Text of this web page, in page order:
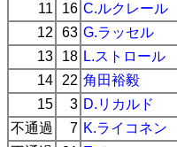
11
16 C.ルクレール
12
63 G.ラッセル
13
18 L.ストロール
14
22 角田裕毅
15
3 D.リカルド
不通過
7 K.ライコネン